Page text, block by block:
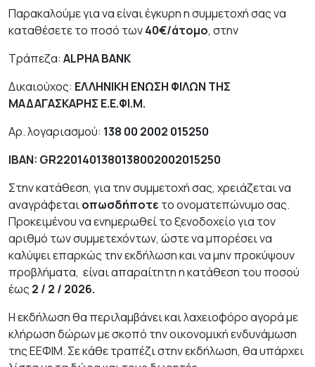
Παρακαλούμε για να είναι έγκυρη η συμμετοχή σας να
καταθέσετε το ποσό των40€/άτομο, στην
Τράπεζα: ALPHA BANK
Δικαιούχος: ΕΛΛΗΝΙΚΗ ΕΝΩΣΗ ΦΙΛΩΝ ΤΗΣ
ΜΑΔΑΓΑΣΚΑΡΗΣ Ε.Ε.ΦΙ.Μ.
Αρ. λογαριασμού: 138 00 2002 015250
IBAN: GR2201401380138002002015250
Στην κατάθεση, για την συμμετοχή σας, χρειάζεται να
αναγράφεταιοπωσδήποτε το ονοματεπώνυμο σας.
Προκειμένου να ενημερωθεί το ξενοδοχείο για τον
αριθμό των συμμετεχόντων, ώστε να μπορέσει να
καλύψει επαρκώς την εκδήλωση και να μην προκύψουν
προβλήματα, είναι απαραίτητη η κατάθεση του ποσού
έως 2 / 2 / 2026.
Η εκδήλωση θα περιλαμβάνει και λαχειοφόρο αγορά με
κλήρωση δώρων με σκοπό την οικονομική ενδυνάμωση
της ΕΕΦΙΜ. Σε κάθε τραπέζι στην εκδήλωση, θα υπάρχει